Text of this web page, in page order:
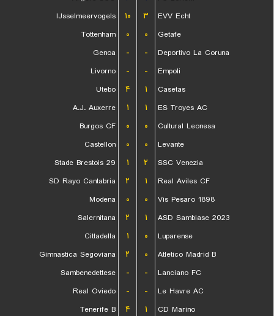
IJsselmeervogels
۱۰ ۳
EVV Echt
Tottenham
۰ ۰
Getafe
Genoa
- -
Deportivo La Coruna
Livorno
- -
Empoli
Utebo
۴ ۱
Casetas
A.J. Auxerre
۱ ۱
ES Troyes AC
Burgos CF
۰ ۰
Cultural Leonesa
Castellon
۰ ۰
Levante
Stade Brestois 29
۱ ۲
SSC Venezia
SD Rayo Cantabria
۲ ۱
Real Aviles CF
Modena
۰ ۰
Vis Pesaro 1898
Salernitana
۲ ۱
ASD Sambiase 2023
Cittadella
۱ ۰
Luparense
Gimnastica Segoviana
۲ ۰
Atletico Madrid B
Sambenedettese
- -
Lanciano FC
Real Oviedo
- -
Le Havre AC
Tenerife B
۴ ۱
CD Marino